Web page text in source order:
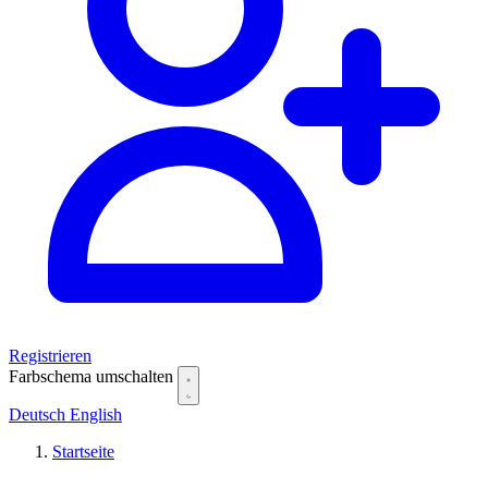
Registrieren
Farbschema umschalten
Deutsch English
Startseite